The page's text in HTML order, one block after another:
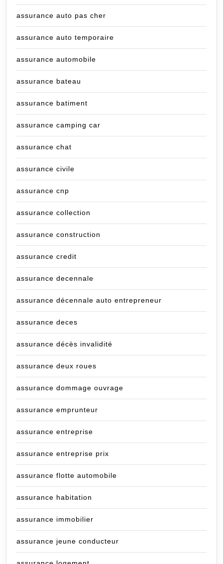
assurance auto pas cher
assurance auto temporaire
assurance automobile
assurance bateau
assurance batiment
assurance camping car
assurance chat
assurance civile
assurance cnp
assurance collection
assurance construction
assurance credit
assurance decennale
assurance décennale auto entrepreneur
assurance deces
assurance décès invalidité
assurance deux roues
assurance dommage ouvrage
assurance emprunteur
assurance entreprise
assurance entreprise prix
assurance flotte automobile
assurance habitation
assurance immobilier
assurance jeune conducteur